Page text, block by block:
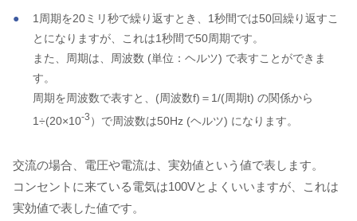
1周期を20ミリ秒で繰り返すとき、1秒間では50回繰り返すこ
とになりますが、これは1秒間で50周期です。
また、周期は、周波数 (単位：ヘルツ) で表すことができま
す。
周期を周波数で表すと、(周波数f)＝1/(周期t) の関係から
1÷(20×10-3 ）で周波数は50Hz (ヘルツ) になります。
交流の場合、電圧や電流は、実効値という値で表します。
コンセントに来ている電気は100Vとよくいいますが、これは
実効値で表した値です。